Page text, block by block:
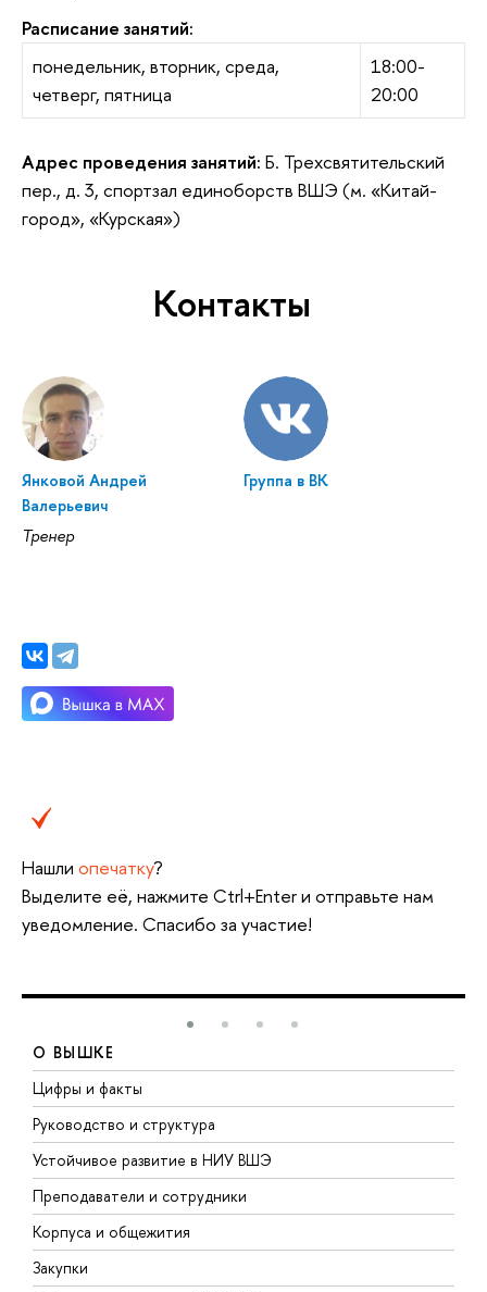
Расписание занятий:
понедельник, вторник, среда,
четверг, пятница
18:00-
20:00
Адрес проведения занятий: Б. Трехсвятительский
пер., д. 3, спортзал единоборств ВШЭ (м. «Китай-
город», «Курская»)
Контакты
Янковой Андрей
Валерьевич
Тренер
Группа в ВК
Нашли опечатку?
Выделите её, нажмите Ctrl+Enter и отправьте нам
уведомление. Спасибо за участие!
О ВЫШКЕ
Цифры и факты
Руководство и структура
Устойчивое развитие в НИУ ВШЭ
Преподаватели и сотрудники
Корпуса и общежития
Закупки